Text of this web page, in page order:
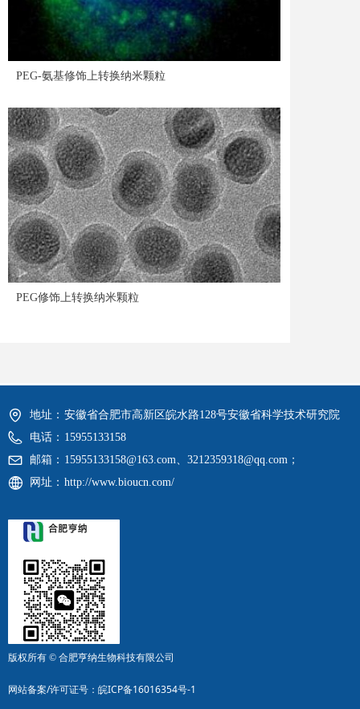
PEG-氨基修饰上转换纳米颗粒
PEG修饰上转换纳米颗粒
地址： 安徽省合肥市高新区皖水路128号安徽省科学技术研究院
电话： 15955133158
邮箱： 15955133158@163.com、3212359318@qq.com；
网址： http://www.bioucn.com/
版权所有 © 合肥亨纳生物科技有限公司
网站备案/许可证号： 皖ICP备16016354号-1